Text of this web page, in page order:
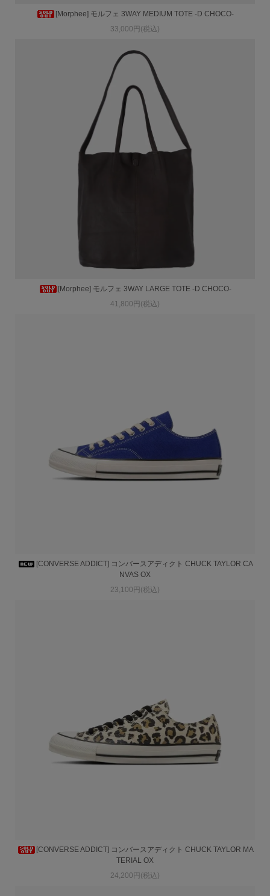
[Morphee] モルフェ 3WAY MEDIUM TOTE -D CHOCO-
33,000円(税込)
[Morphee] モルフェ 3WAY LARGE TOTE -D CHOCO-
41,800円(税込)
[CONVERSE ADDICT] コンバースアディクト CHUCK TAYLOR CA
NVAS OX
23,100円(税込)
[CONVERSE ADDICT] コンバースアディクト CHUCK TAYLOR MA
TERIAL OX
24,200円(税込)